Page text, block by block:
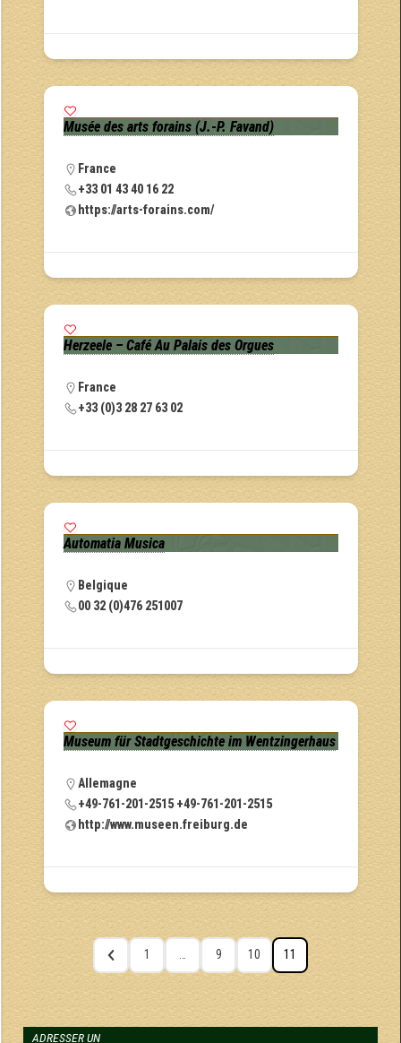
Musée des arts forains (J.-P. Favand)
France
+33 01 43 40 16 22
https://arts-forains.com/
Herzeele – Café Au Palais des Orgues
France
+33 (0)3 28 27 63 02
Automatia Musica
Belgique
00 32 (0)476 251007
Museum für Stadtgeschichte im Wentzingerhaus
Allemagne
+49-761-201-2515 +49-761-201-2515
http://www.museen.freiburg.de
1 … 9 10 11
ADRESSER UN